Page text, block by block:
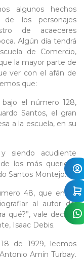
algunos hechos
los personajes
de acaeceres
Algún día tendrá
de Comercio,
la mayor parte de
ver con el afán de
que:
el número 128,
Santos, el gran
a la escuela, en su
siendo acudiente
los más queridos
Santos Montejo.
48, que en su
al autor del
qué?”, vale decir al
Isaac Debis.
de 1929, leemos
Amín Turbay.